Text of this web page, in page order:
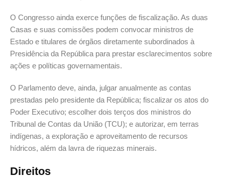
O Congresso ainda exerce funções de fiscalização. As duas
Casas e suas comissões podem convocar ministros de
Estado e titulares de órgãos diretamente subordinados à
Presidência da República para prestar esclarecimentos sobre
ações e políticas governamentais.
O Parlamento deve, ainda, julgar anualmente as contas
prestadas pelo presidente da República; fiscalizar os atos do
Poder Executivo; escolher dois terços dos ministros do
Tribunal de Contas da União (TCU); e autorizar, em terras
indígenas, a exploração e aproveitamento de recursos
hídricos, além da lavra de riquezas minerais.
Direitos